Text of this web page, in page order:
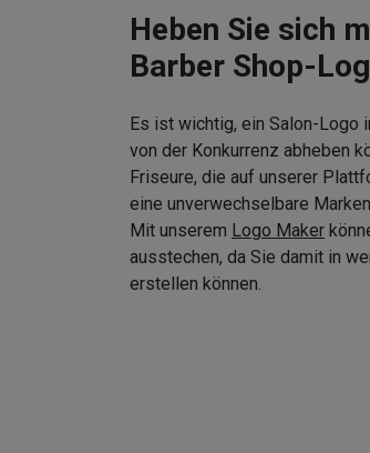
Heben Sie sich
Barber Shop-
Es ist wichtig, ein Salon-Logo
von der Konkurrenz abheben
Friseure, die auf unserer
eine unverwechselbare
Mit unserem Logo Maker
ausstechen, da Sie damit in
erstellen können.